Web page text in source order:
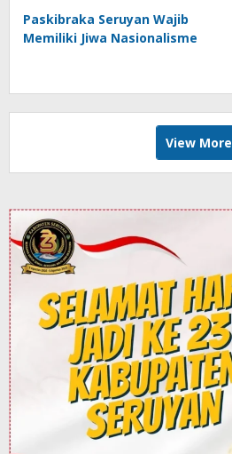
Paskibraka Seruyan Wajib
Memiliki Jiwa Nasionalisme
View More